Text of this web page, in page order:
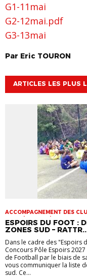
G1-11mai
G2-12mai.pdf
G3-13mai
Par Eric TOURON
ARTICLES LES PLUS
ACCOMPAGNEMENT DES
LIGUE | JEUNES | SPORT-
ESPOIRS DU FOOT :
ZONES SUD –
Dans le cadre des "Espoirs
Concours Pôle Espoirs
de Football par le biais de
vous communiquer la liste
sud. Ce...